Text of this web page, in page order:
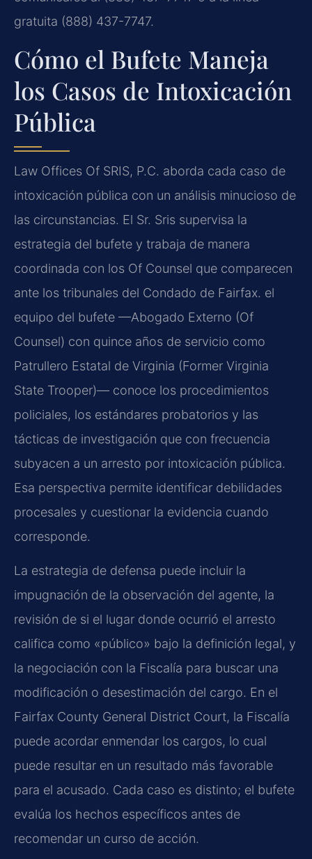
gratuita (888) 437-7747.
Cómo el Bufete Maneja
los Casos de Intoxicación
Pública
Law Offices Of SRIS, P.C. aborda cada caso de
intoxicación pública con un análisis minucioso de
las circunstancias. El Sr. Sris supervisa la
estrategia del bufete y trabaja de manera
coordinada con los Of Counsel que comparecen
ante los tribunales del Condado de Fairfax. el
equipo del bufete —Abogado Externo (Of
Counsel) con quince años de servicio como
Patrullero Estatal de Virginia (Former Virginia
State Trooper)— conoce los procedimientos
policiales, los estándares probatorios y las
tácticas de investigación que con frecuencia
subyacen a un arresto por intoxicación pública.
Esa perspectiva permite identificar debilidades
procesales y cuestionar la evidencia cuando
corresponde.
La estrategia de defensa puede incluir la
impugnación de la observación del agente, la
revisión de si el lugar donde ocurrió el arresto
califica como «público» bajo la definición legal, y
la negociación con la Fiscalía para buscar una
modificación o desestimación del cargo. En el
Fairfax County General District Court, la Fiscalía
puede acordar enmendar los cargos, lo cual
puede resultar en un resultado más favorable
para el acusado. Cada caso es distinto; el bufete
evalúa los hechos específicos antes de
recomendar un curso de acción.